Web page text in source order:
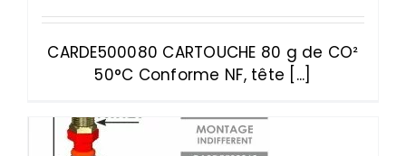
CARDE500080 CARTOUCHE 80 g de CO²
50°C Conforme NF, tête [...]